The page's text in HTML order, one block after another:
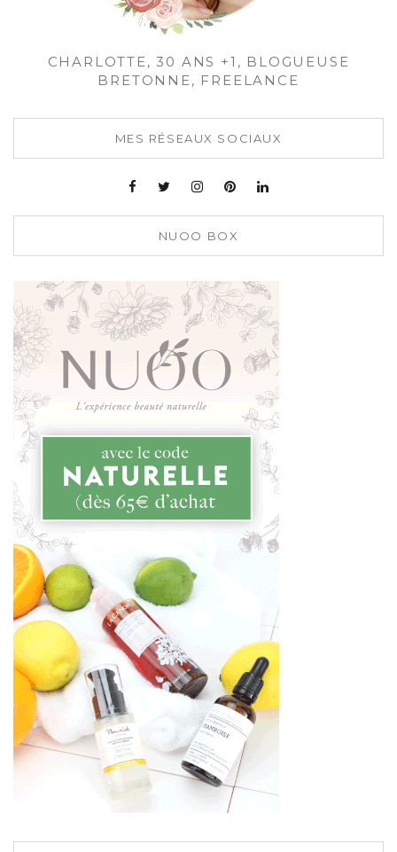
CHARLOTTE, 30 ANS +1, BLOGUEUSE
BRETONNE, FREELANCE
MES RÉSEAUX SOCIAUX
NUOO BOX